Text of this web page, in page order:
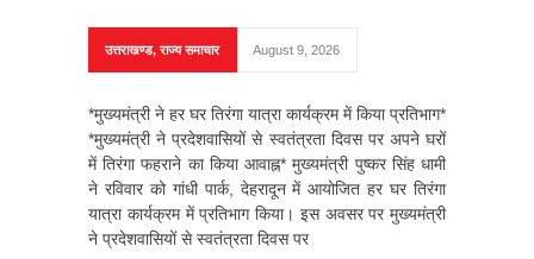
उत्तराखण्ड,राज्य समाचार August 9, 2026
*मुख्यमंत्री ने हर घर तिरंगा यात्रा कार्यक्रम में किया प्रतिभाग*
*मुख्यमंत्री ने प्रदेशवासियों से स्वतंत्रता दिवस पर अपने घरों
में तिरंगा फहराने का किया आवाह्न* मुख्यमंत्री पुष्कर सिंह धामी
ने रविवार को गांधी पार्क, देहरादून में आयोजित हर घर तिरंगा
यात्रा कार्यक्रम में प्रतिभाग किया। इस अवसर पर मुख्यमंत्री
ने प्रदेशवासियों से स्वतंत्रता दिवस पर